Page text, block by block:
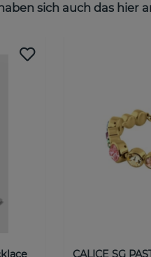
sich auch das hier
CALICE SG